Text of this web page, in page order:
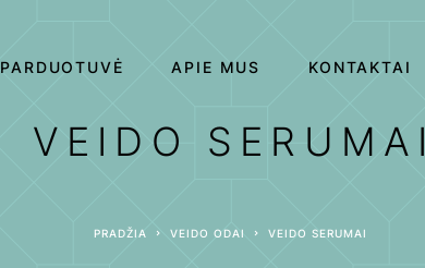
PARDUOTUVĖ APIE MUS KONTAKTAI
VEIDO SERUMAI
PRADŽIA VEIDO ODAI VEIDO SERUMAI